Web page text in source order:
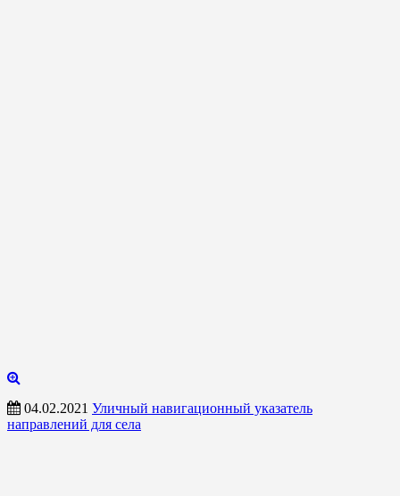
04.02.2021 Уличный навигационный указатель
направлений для села